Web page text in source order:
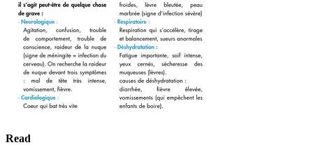
Read